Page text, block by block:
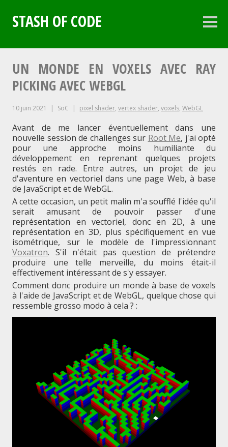
contenu
STASH OF CODE
UN MONDE EN VOXELS AVEC RAY
PICKING AVEC WEBGL
10 juin 2021 SoC pixel shader, vertex shader, voxels, WebGL
Avant de me lancer éventuellement dans une
nouvelle session de challenges sur Root Me, j'ai opté
pour une approche moins humiliante du
développement en reprenant quelques projets
restés en rade. Entre autres, un projet de jeu
d'aventure en vectoriel dans une page Web, à base
de JavaScript et de WebGL.
A cette occasion, un petit malin m'a soufflé l'idée qu'il
serait amusant de pouvoir passer d'une
représentation en vectoriel, donc en 2D, à une
représentation en 3D, plus spécifiquement en vue
isométrique, sur le modèle de l'impressionnant
Voxatron. S'il n'était pas question de prétendre
produire une telle merveille, du moins était-il
effectivement intéressant de s'y essayer.
Comment donc produire un monde à base de voxels
à l'aide de JavaScript et de WebGL, quelque chose qui
ressemble grosso modo à cela ? :